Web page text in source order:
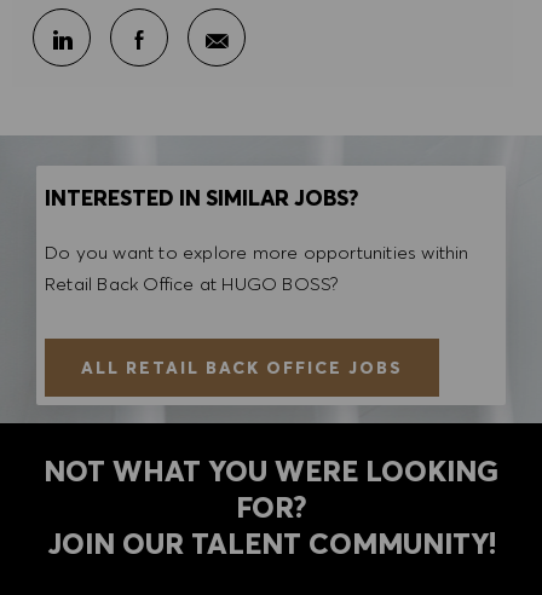
Share via LinkedIn
Share via Facebook
Share via email
INTERESTED IN SIMILAR JOBS?
Do you want to explore more opportunities within
Retail Back Office at HUGO BOSS?
ALL RETAIL BACK OFFICE JOBS
NOT WHAT YOU WERE LOOKING
FOR?
​​​​​​​JOIN OUR TALENT COMMUNITY!